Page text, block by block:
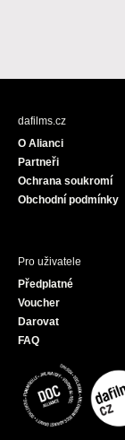
dafilms.cz
O Alianci
Partneři
Ochrana soukromí
Obchodní podmínky
Pro uživatele
Předplatné
Voucher
Darovat
FAQ